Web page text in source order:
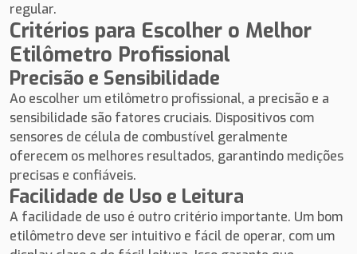
regular.
Critérios para Escolher o Melhor
Etilômetro Profissional
Precisão e Sensibilidade
Ao escolher um etilômetro profissional, a precisão e a
sensibilidade são fatores cruciais. Dispositivos com
sensores de célula de combustível geralmente
oferecem os melhores resultados, garantindo medições
precisas e confiáveis.
Facilidade de Uso e Leitura
A facilidade de uso é outro critério importante. Um bom
etilômetro deve ser intuitivo e fácil de operar, com um